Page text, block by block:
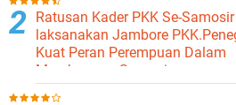
Ratusan Kader PKK Se-
laksanakan Jambore
Kuat Peran Perempuan Dalam
Membangun Samosir.